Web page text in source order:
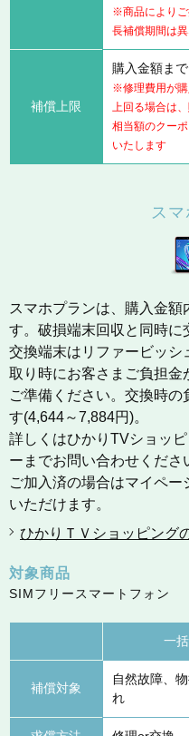
※商品によりご
長補償期間は
補償上限
購入金額まで
※修理費用が購
上回る場合は
相当額のクー
いたします
ス
スマホプランは、購入金額
す。破損端末回収と同時に
交換端末はリファービッシ
取り時にお客さまご負担金
ご準備ください。交換時の
す(4,644～7,884円)。
詳しくはひかりTVショッ
ーまでお問い合わせくださ
ご加入済の場合はマイペ
いただけます。
ひかりＴＶショッピング
対象商品
SIMフリースマートフォン
一括
補償対象
自然故障、
れ